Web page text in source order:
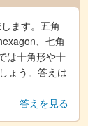
ます。五角
、七角
は十角形や十
ょう。答えは
答えを見る